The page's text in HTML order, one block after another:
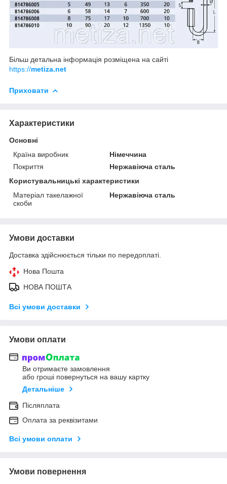
Більш детальна інформація розміщена на сайті
https://metiza.net
Приховати
Характеристики
Основні
Країна виробник
Німеччина
Покриття
Нержавіюча сталь
Користувальницькі характеристики
Матеріал такелажної
скоби
Нержавіюча сталь
Умови доставки
Доставка здійснюється тільки по передоплаті.
Нова Пошта
НОВА ПОШТА
Всі умови доставки
Умови оплати
Ви отримаєте замовлення
або гроші повернуться на вашу картку
Детальніше
Післяплата
Оплата за реквізитами
Всі умови оплати
Умови повернення